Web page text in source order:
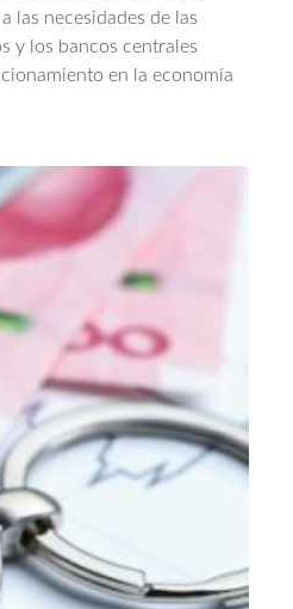
las necesidades de las
y los bancos centrales
en la economía